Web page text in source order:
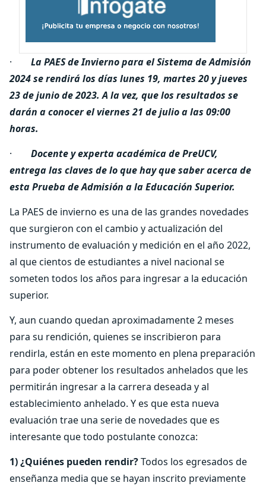
· La PAES de Invierno para el Sistema de Admisión
2024 se rendirá los días lunes 19, martes 20 y jueves
23 de junio de 2023. A la vez, que los resultados se
darán a conocer el viernes 21 de julio a las 09:00
horas.
· Docente y experta académica de PreUCV,
entrega las claves de lo que hay que saber acerca de
esta Prueba de Admisión a la Educación Superior.
La PAES de invierno es una de las grandes novedades
que surgieron con el cambio y actualización del
instrumento de evaluación y medición en el año 2022,
al que cientos de estudiantes a nivel nacional se
someten todos los años para ingresar a la educación
superior.
Y, aun cuando quedan aproximadamente 2 meses
para su rendición, quienes se inscribieron para
rendirla, están en este momento en plena preparación
para poder obtener los resultados anhelados que les
permitirán ingresar a la carrera deseada y al
establecimiento anhelado. Y es que esta nueva
evaluación trae una serie de novedades que es
interesante que todo postulante conozca:
1) ¿Quiénes pueden rendir?Todos los egresados de
enseñanza media que se hayan inscrito previamente